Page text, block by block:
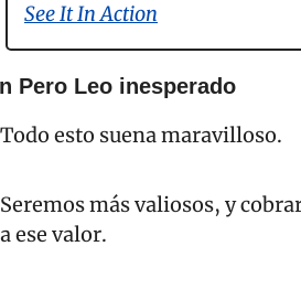
See It In Action
Pero Leo inesperado
Todo esto suena maravilloso.
Seremos más valiosos, y
a ese valor.